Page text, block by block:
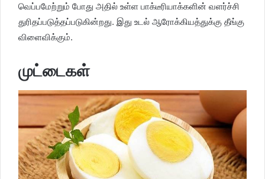
வெப்பமேற்றும் போது அதில் உள்ள பாக்டீரியாக்களின் வளர்ச்சி
துரிதப்படுத்தப்படுகின்றது. இது உடல் ஆரோக்கியத்துக்கு தீங்கு
விளைவிக்கும்.
முட்டைகள்